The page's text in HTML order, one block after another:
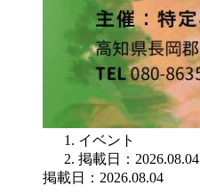
イベント
掲載日：2026.08.04
掲載日：2026.08.04